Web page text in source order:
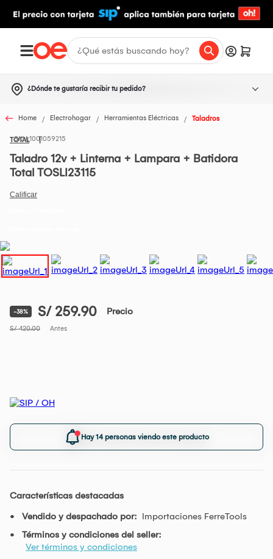
¿Dónde te gustaría recibir tu pedido?
Home Electrohogar Herramientas Eléctricas Taladros
TOTAL1001059215
Taladro 12v + Linterna + Lampara + Batidora
Total TOSLI23115
-38% S/ 259.90 Precio
S/ 420.00 Antes
Hay 14 personas viendo este producto
Características destacadas
Vendido y despachado por: Importaciones FerreTools
Términos y condiciones del seller:
Ver términos y condiciones